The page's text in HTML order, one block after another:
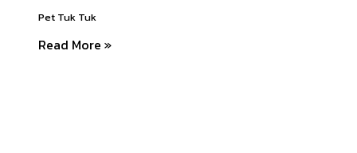
Pet Tuk Tuk
Read More »